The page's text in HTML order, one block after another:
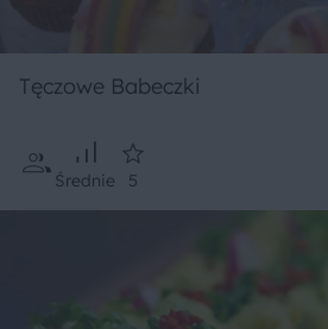
Tęczowe Babeczki
Średnie 5